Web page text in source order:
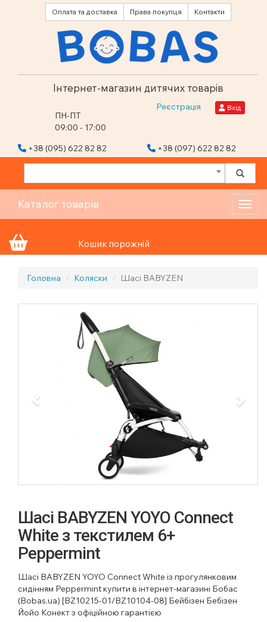
Оплата та доставка Права покупця Контакти
Інтернет-магазин дитячих товарів
ПН-ПТ
09:00 - 17:00
Реєстрація Вхід
+38 (095) 622 82 82 +38 (097) 622 82 82
Каталог товарів
Кошик порожній
Головна Коляски Шасі BABYZEN
Previous
Шасі BABYZEN YOYO Connect
White з текстилем 6+
Peppermint
Шасі BABYZEN YOYO Connect White із прогулянковим
сидінням Peppermint купити в інтернет-магазині Бобас
(Bobas.ua) [BZ10215-01/BZ10104-08] Бейбізен Бебізен
Йойо Конект з офіційною гарантією